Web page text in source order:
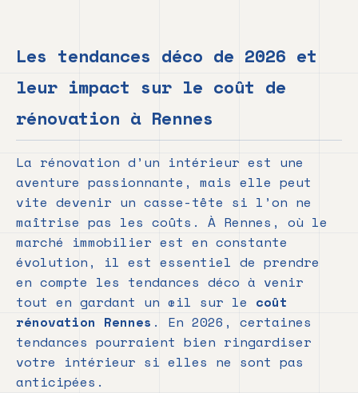
Les tendances déco de 2026 et
leur impact sur le coût de
rénovation à Rennes
La rénovation d’un intérieur est une
aventure passionnante, mais elle peut
vite devenir un casse-tête si l’on ne
maîtrise pas les coûts. À Rennes, où le
marché immobilier est en constante
évolution, il est essentiel de prendre
en compte les tendances déco à venir
tout en gardant un œil sur le coût
rénovation Rennes . En 2026, certaines
tendances pourraient bien ringardiser
votre intérieur si elles ne sont pas
anticipées.